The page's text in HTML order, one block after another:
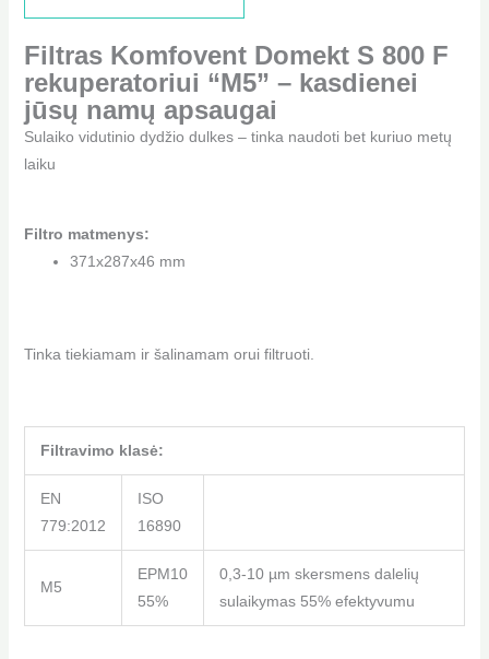
Filtras Komfovent Domekt S 800 F
rekuperatoriui “M5” – kasdienei
jūsų namų apsaugai
Sulaiko vidutinio dydžio dulkes – tinka naudoti bet kuriuo metų
laiku
Filtro matmenys:
371x287x46 mm
Tinka tiekiamam ir šalinamam orui filtruoti.
Filtravimo klasė:
EN
779:2012
ISO
16890
M5
EPM10
55%
0,3-10 µm skersmens dalelių
sulaikymas 55% efektyvumu